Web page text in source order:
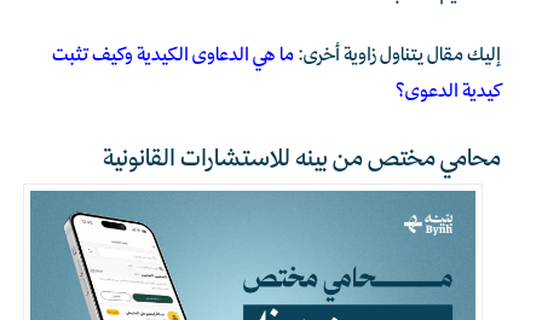
إليك مقال يتناول زاوية أخرى:ما هي الدعاوى الكيدية وكيف تثبت
كيدية الدعوى؟
محامي مختص من بينه للاستشارات القانونية